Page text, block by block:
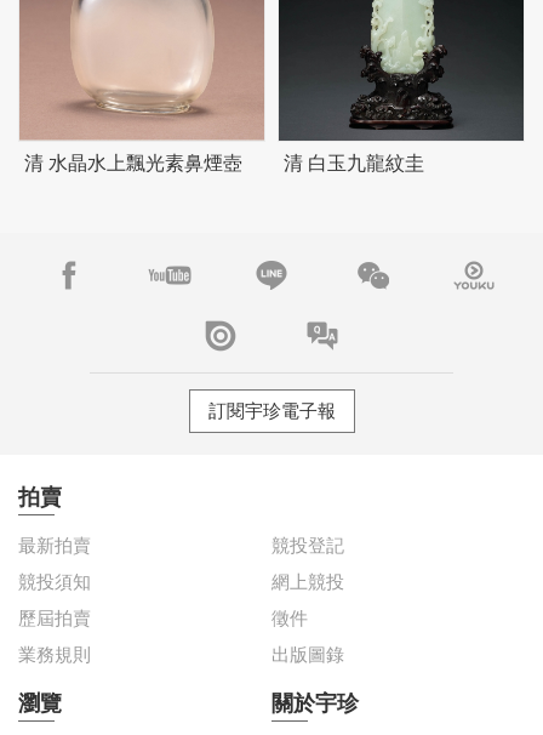
清 水晶水上飄光素鼻煙壺 清 白玉九龍紋圭
訂閱宇珍電子報
拍賣
最新拍賣
競投登記
競投須知
網上競投
歷屆拍賣
徵件
業務規則
出版圖錄
瀏覽 關於宇珍